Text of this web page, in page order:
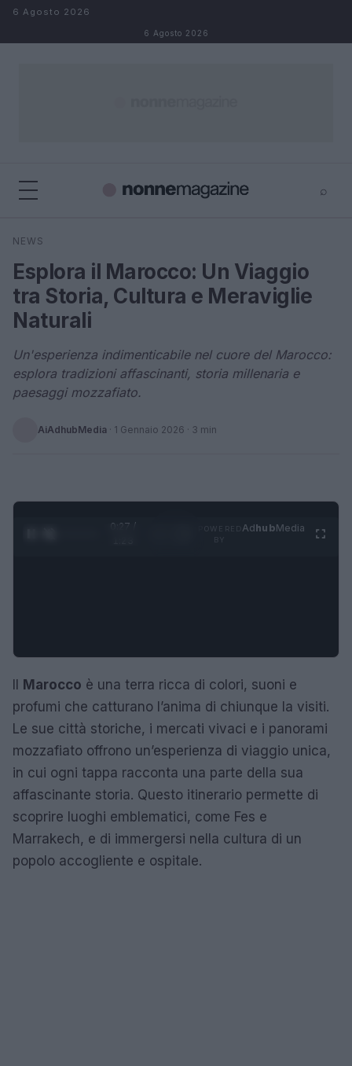
Salta al contenuto
6 Agosto 2026
6 Agosto 2026
⌕
Cerca
NEWS
Esplora il Marocco: Un Viaggio
tra Storia, Cultura e Meraviglie
Naturali
Un'esperienza indimenticabile nel cuore del Marocco:
esplora tradizioni affascinanti, storia millenaria e
paesaggi mozzafiato.
AiAdhubMedia · 1 Gennaio 2026 · 3 min
0:28 /
AdhubMedia
Marocco è una terra ricca di colori, suoni e
profumi che catturano l’anima di chiunque la visiti.
Le sue città storiche, i mercati vivaci e i panorami
mozzafiato offrono un’esperienza di viaggio unica,
in cui ogni tappa racconta una parte della sua
affascinante storia. Questo itinerario permette di
scoprire luoghi emblematici, come Fes e
Marrakech, e di immergersi nella cultura di un
popolo accogliente e ospitale.